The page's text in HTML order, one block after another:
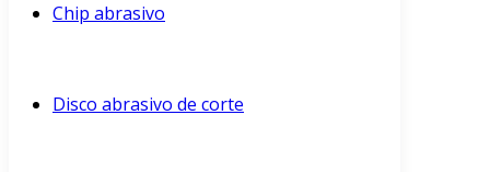
Chip abrasivo
Disco abrasivo de corte